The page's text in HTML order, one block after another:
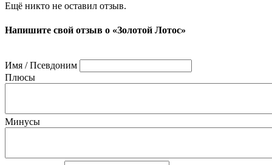
Ещё никто не оставил отзыв.
Напишите свой отзыв о «Золотой Лотос»
Имя / Псевдоним
Плюсы
Минусы